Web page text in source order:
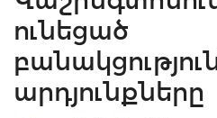
ունեցած
արդյունքները